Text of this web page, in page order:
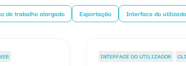
de trabalho alargado Exportação Interface do
INTERFACE DO UTILIZADOR